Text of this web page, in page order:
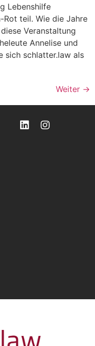
Lebenshilfe
teil. Wie die Jahre
Veranstaltung
Annelise und
sich schlatter.law als
Weiter →